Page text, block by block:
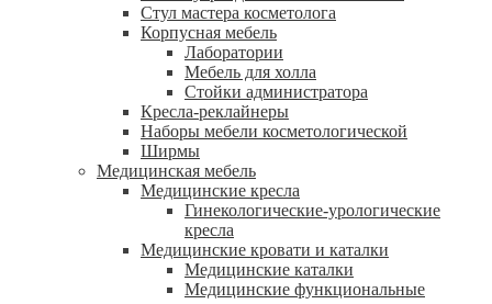
Стул мастера косметолога
Корпусная мебель
Лаборатории
Мебель для холла
Стойки администратора
Кресла-реклайнеры
Наборы мебели косметологической
Ширмы
Медицинская мебель
Медицинские кресла
Гинекологические-урологические
кресла
Медицинские кровати и каталки
Медицинские каталки
Медицинские функциональные